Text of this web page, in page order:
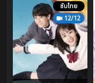
ซับไทย
12/12